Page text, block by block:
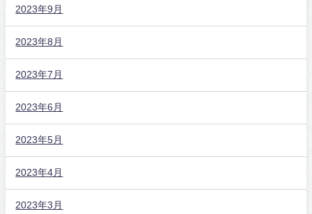
2023年9月
2023年8月
2023年7月
2023年6月
2023年5月
2023年4月
2023年3月